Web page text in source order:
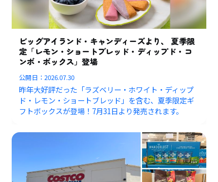
ビッグアイランド・キャンディーズより、 夏季限
定「レモン・ショートブレッド・ディップド・コ
ンボ・ボックス」登場
公開日：2026.07.30
昨年大好評だった「ラズベリー・ホワイト・ディップ
ド・レモン・ショートブレッド」を含む、夏季限定ギ
フトボックスが登場！7月31日より発売されます。